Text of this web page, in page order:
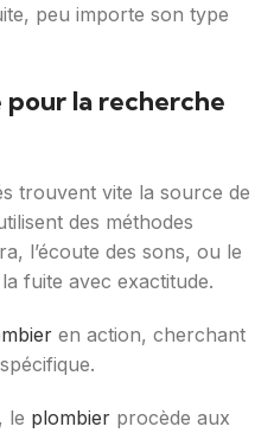
peu importe son type
la recherche
trouvent vite la source de
des méthodes
l’écoute des sons, ou le
fuite avec exactitude.
en action, cherchant
le plombier procède aux